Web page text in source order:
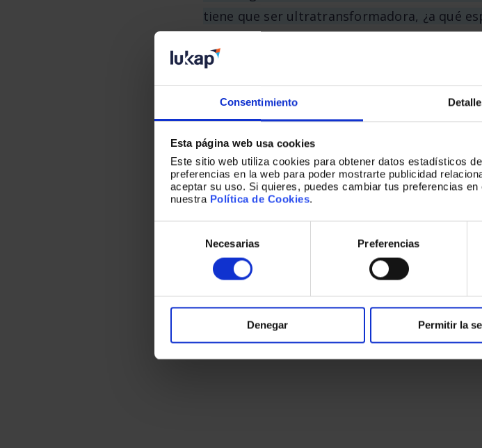
Consentimiento
Esta página web usa cookies
Este sitio web utiliza cookies para obtener datos estadísticos
preferencias en la web para poder mostrarte publicidad
aceptar su uso. Si quieres, puedes cambiar tus preferencias
nuestra Política de Cookies.
Necesarias Preferencias
Denegar Permitir la
tiene que ser ultratransformadora, ¿a qué
Rafael Vara
transformación de los RRHH en una tribuna para